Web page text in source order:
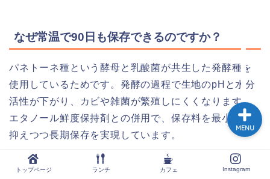
なぜ常温で90日も保存できるのですか？
パネトーネ種という酵母と乳酸菌が共生した発酵種を
使用しているためです。発酵の過程で生地のpHと水分
活性が下がり、カビや雑菌が繁殖しにくくなります。
エタノール鮮度保持剤との併用で、保存料を最小限に
抑えつつ長期保存を実現しています。
トップページ ランチ カフェ Instagram
MENU
Instagram